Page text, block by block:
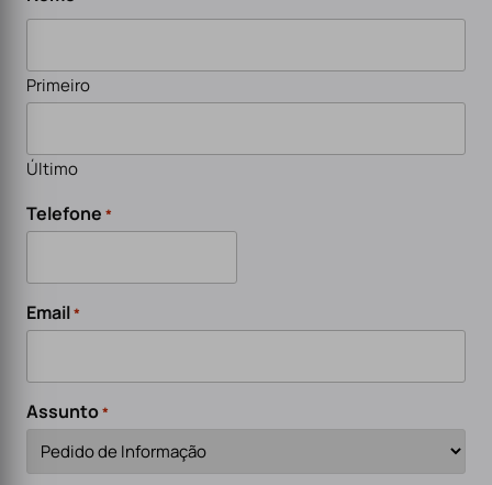
Primeiro
Último
Telefone *
Email*
Assunto*